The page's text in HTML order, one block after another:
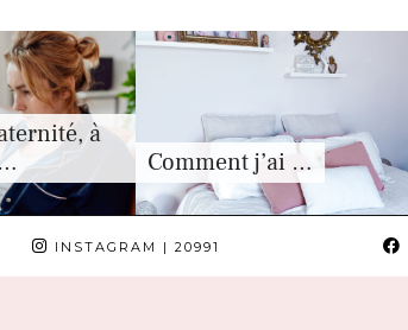
à
Comment j’ai …
INSTAGRAM | 20991